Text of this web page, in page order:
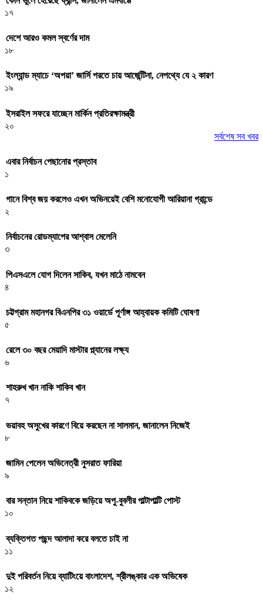
১৭
দেশে আরও কমল স্বর্ণের দাম
১৮
ইংল্যান্ড ম্যাচে ‘অপয়া’ জার্সি পরতে চায় আর্জেন্টিনা, নেপথ্যে যে ২ কারণ
১৯
ইসরাইল সফরে যাচ্ছেন মার্কিন প্রতিরক্ষামন্ত্রী
২০
সর্বশেষ সব খবর
এবার নির্বাচন পেছানোর প্রস্তাব
১
গানে বিশ্ব জয় করলেও এখন অভিনয়েই বেশি মনোযোগী আরিয়ানা গ্রান্ডে
২
নির্বাচনের রোডম্যাপের আশ্বাস মেলেনি
৩
পিএসএলে যোগ দিলেন সাকিব, যখন মাঠে নামবেন
৪
চট্টগ্রাম মহানগর বিএনপির ৩১ ওয়ার্ডে পূর্ণাঙ্গ আহ্বায়ক কমিটি ঘোষণা
৫
রেলে ৩০ বছর মেয়াদি মাস্টার প্ল্যানের লক্ষ্য
৬
শাহরুখ খান নাকি শাকিব খান
৭
ভয়াবহ অসুখের কারণে বিয়ে করছেন না সালমান, জানালেন নিজেই
৮
জামিন পেলেন অভিনেত্রী নুসরাত ফারিয়া
৯
বার সন্তান নিয়ে শাকিবকে জড়িয়ে অপু-বুবলীর পাল্টাপাল্টি পোস্ট
১০
ব্যক্তিগত পছন্দ আলাদা করে বলতে চাই না
১১
দুই পরিবর্তন নিয়ে ব্যাটিংয়ে বাংলাদেশ, শ্রীলঙ্কার এক অভিষেক
১২